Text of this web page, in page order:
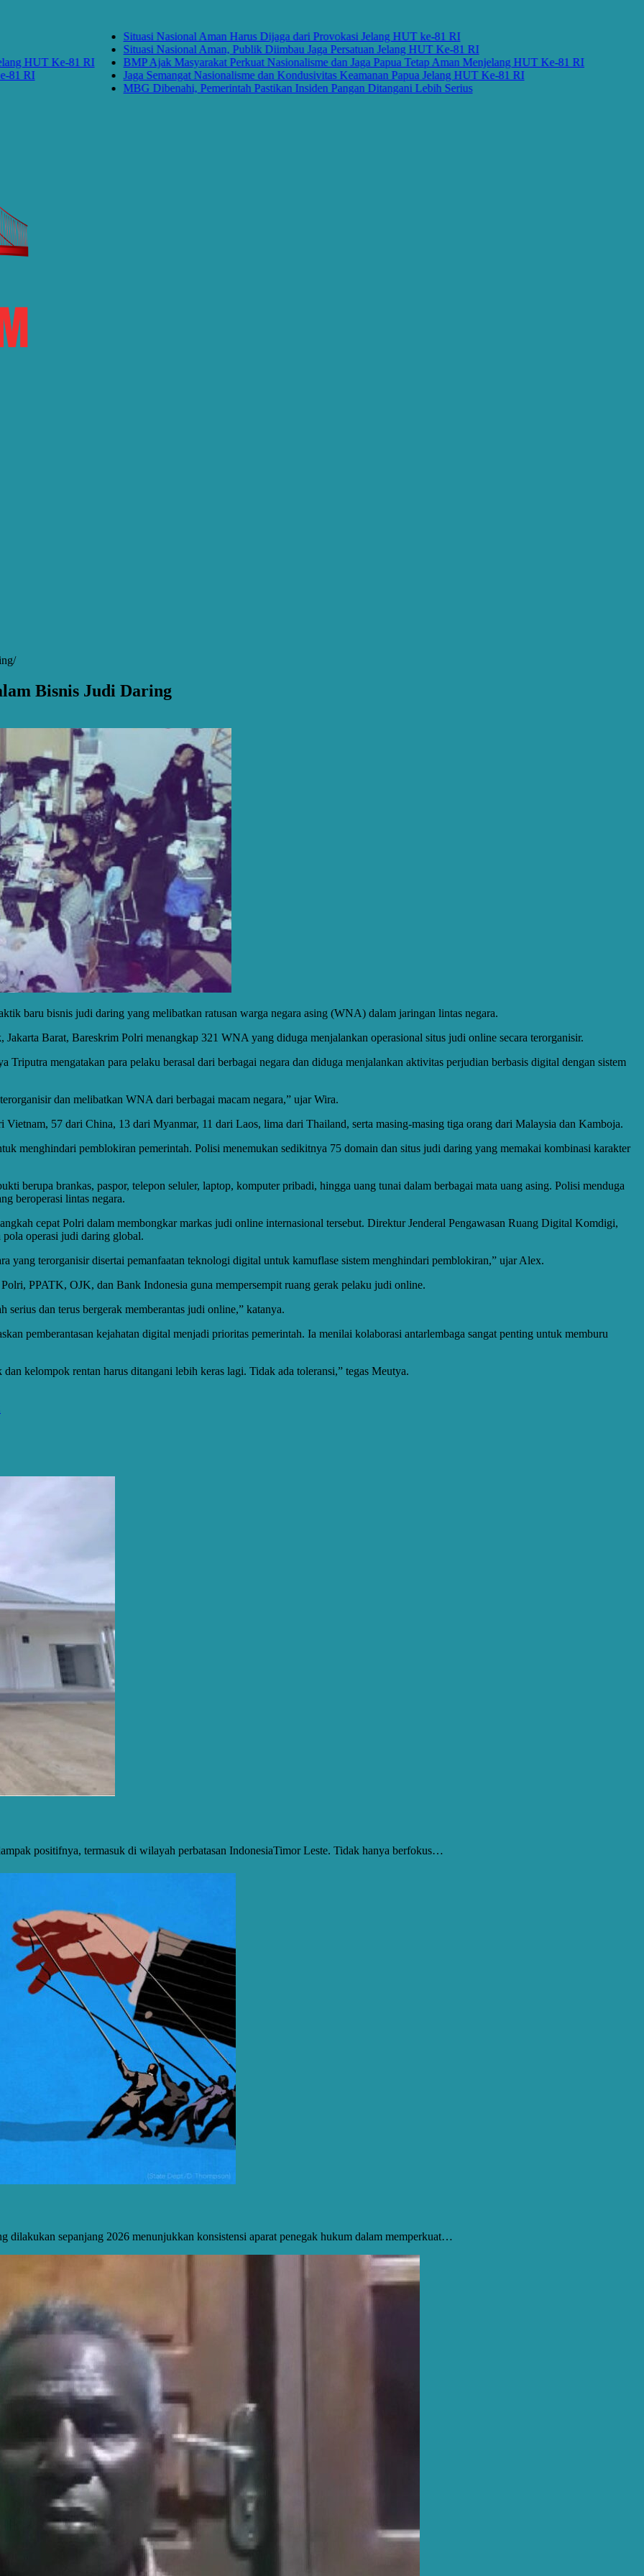
HUT Ke-81 RI
RI
Situasi Nasional Aman Harus Dijaga dari Provokasi Jelang HUT ke-81 RI
Situasi Nasional Aman, Publik Diimbau Jaga Persatuan Jelang HUT Ke-81 RI
BMP Ajak Masyarakat Perkuat Nasionalisme dan Jaga Papua Tetap Aman Menjelang HUT Ke-81 RI
Jaga Semangat Nasionalisme dan Kondusivitas Keamanan Papua Jelang HUT Ke-81 RI
MBG Dibenahi, Pemerintah Pastikan Insiden Pangan Ditangani Lebih Serius
Bisnis Judi Daring
baru bisnis judi daring yang melibatkan ratusan warga negara asing (WNA) dalam jaringan lintas negara.
Barat, Bareskrim Polri menangkap 321 WNA yang diduga menjalankan operasional situs judi online secara terorganisir.
mengatakan para pelaku berasal dari berbagai negara dan diduga menjalankan aktivitas perjudian berbasis digital dengan sistem
dan melibatkan WNA dari berbagai macam negara,” ujar Wira.
57 dari China, 13 dari Myanmar, 11 dari Laos, lima dari Thailand, serta masing-masing tiga orang dari Malaysia dan Kamboja.
menghindari pemblokiran pemerintah. Polisi menemukan sedikitnya 75 domain dan situs judi daring yang memakai kombinasi karakter
berupa brankas, paspor, telepon seluler, laptop, komputer pribadi, hingga uang tunai dalam berbagai mata uang asing. Polisi menduga
beroperasi lintas negara.
cepat Polri dalam membongkar markas judi online internasional tersebut. Direktur Jenderal Pengawasan Ruang Digital Komdigi,
operasi judi daring global.
yang terorganisir disertai pemanfaatan teknologi digital untuk kamuflase sistem menghindari pemblokiran,” ujar Alex.
PPATK, OJK, dan Bank Indonesia guna mempersempit ruang gerak pelaku judi online.
dan terus bergerak memberantas judi online,” katanya.
pemberantasan kejahatan digital menjadi prioritas pemerintah. Ia menilai kolaborasi antarlembaga sangat penting untuk memburu
kelompok rentan harus ditangani lebih keras lagi. Tidak ada toleransi,” tegas Meutya.
positifnya, termasuk di wilayah perbatasan IndonesiaTimor Leste. Tidak hanya berfokus…
sepanjang 2026 menunjukkan konsistensi aparat penegak hukum dalam memperkuat…